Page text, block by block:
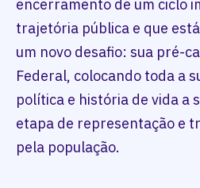
encerramento de um ciclo
trajetória pública e que
um novo desafio: sua pré-
Federal, colocando toda a
política e história de vida a
etapa de representação e
pela população.